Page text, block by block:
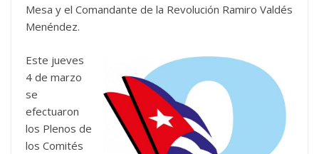
Mesa y el Comandante de la Revolución Ramiro Valdés
Menéndez.
Este jueves
4 de marzo
se
efectuaron
los Plenos de
los Comités